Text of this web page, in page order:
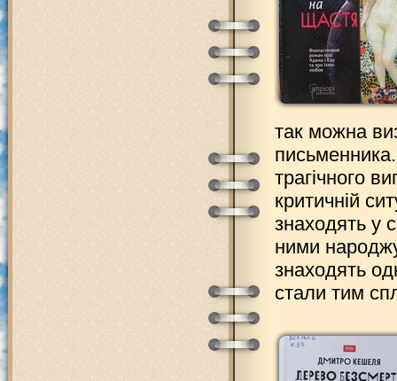
так можна
трагічного
критичній
знаходять у
ними
знаходять
стали тим